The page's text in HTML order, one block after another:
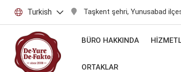
Turkish Taşkent şehri, Yunusabad
BÜRO HAKKINDA
ORTAKLAR